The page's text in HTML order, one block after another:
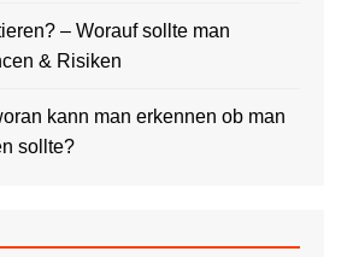
– Worauf sollte man
& Risiken
kann man erkennen ob man
sollte?